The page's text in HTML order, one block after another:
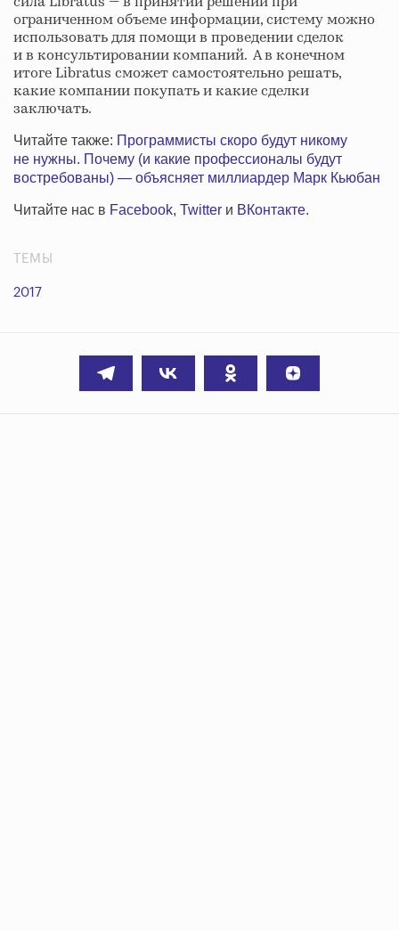
ограниченном объеме информации, систему можно
использовать для помощи в проведении сделок
и в консультировании компаний. А в конечном
итоге Libratus сможет самостоятельно решать,
какие компании покупать и какие сделки
заключать.
Читайте также: Программисты скоро будут никому
не нужны. Почему (и какие профессионалы будут
востребованы) — объясняет миллиардер Марк Кьюбан
Читайте нас в Facebook, Twitter и ВКонтакте.
ТЕМЫ
2017